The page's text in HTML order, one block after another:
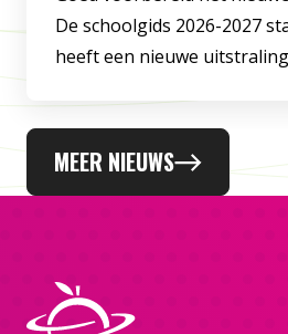
De schoolgids 2026-2027
heeft een nieuwe
MEER NIEUWS